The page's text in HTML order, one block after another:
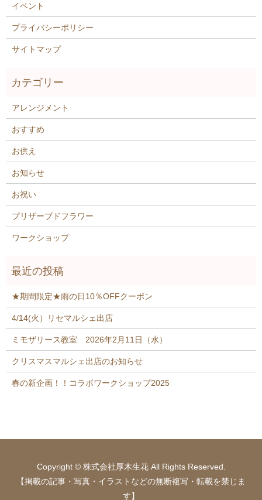
イベント
プライバシーポリシー
サイトマップ
アレンジメント
おすすめ
お供え
お知らせ
お祝い
プリザーブドフラワー
ワークショップ
★期間限定★雨の日10％OFFクーポン
4/14(火）リセマルシェ出店
ミモザリース教室 2026年2月11日（水）
クリスマスマルシェ出店のお知らせ
春の新企画！！コラボワークショップ2025
Copyright © 株式会社厚木生花 All Rights Reserved.
【掲載の記事・写真・イラストなどの無断複写・転載を禁じま
す】